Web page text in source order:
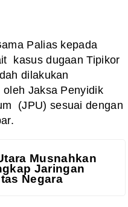
Palias kepada
kasus dugaan Tipikor
dilakukan
Jaksa Penyidik
(JPU) sesuai dengan
Musnahkan
Jaringan
Negara